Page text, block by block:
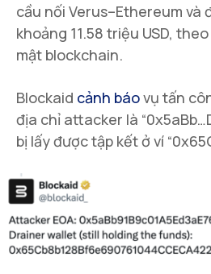
cầu nối Verus–Ethereum và
khoảng 11.58 triệu USD,
mật blockchain.
Blockaid cảnh báovụ tấn
địa chỉ attacker là
bị lấy được tập kết ở ví